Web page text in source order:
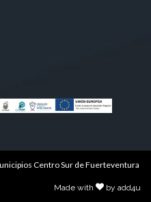
Centro Sur de Fuerteventura
Made with by add4u